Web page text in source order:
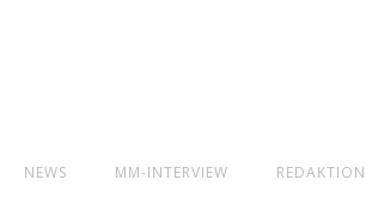
NEWS MM-INTERVIEW REDAKTION